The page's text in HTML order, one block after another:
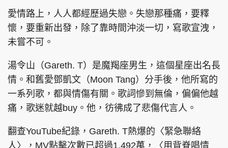
愛情路上，人人都經歷過失戀。失戀那種痛，要釋
懷，要重新出發，除了靠時間沖淡一切，寫歌宣洩，
未嘗不可。
湯令山（Gareth. T）是魔羯座男生，這個星座出名長
情。和舊愛鄧凱文（Moon Tang）分手後，他所寫的
一系列歌，都與情傷有關。歌詞慘到無倫，偏偏他越
痛，歌迷就越buy。他，彷彿成了悲傷代言人。
翻查YouTube紀錄，Gareth. T熱爆的〈緊急聯絡
人〉，MV點擊次數已超過1,492萬，〈用背脊唱情